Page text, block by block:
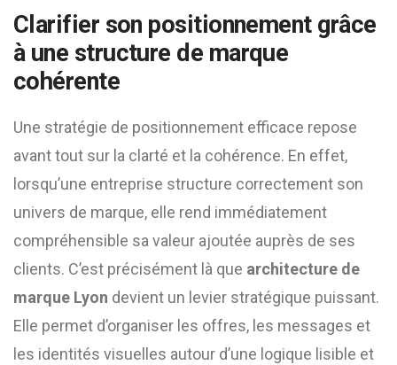
Clarifier son positionnement grâce
à une structure de marque
cohérente
Une stratégie de positionnement efficace repose
avant tout sur la clarté et la cohérence. En effet,
lorsqu’une entreprise structure correctement son
univers de marque, elle rend immédiatement
compréhensible sa valeur ajoutée auprès de ses
clients. C’est précisément là que architecture de
marque Lyon devient un levier stratégique puissant.
Elle permet d’organiser les offres, les messages et
les identités visuelles autour d’une logique lisible et